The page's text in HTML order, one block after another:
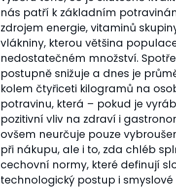
nás patří k základním
zdrojem energie, vitaminů
vlákniny, kterou většina
nedostatečném množství.
postupně snižuje a dnes je
kolem čtyřiceti kilogramů na
potravinu, která – pokud je
pozitivní vliv na zdraví i
ovšem neurčuje pouze
při nákupu, ale i to, zda chléb
cechovní normy, které definují
technologický postup i